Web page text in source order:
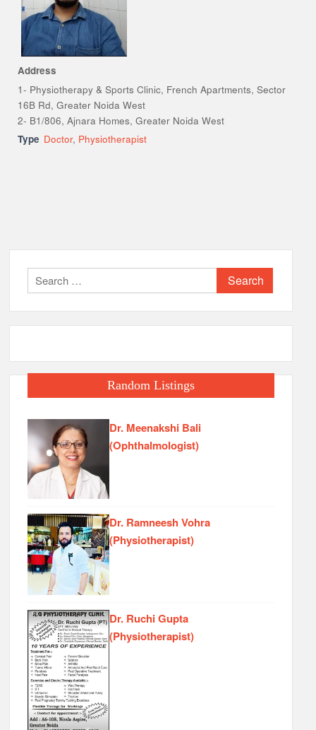
Address
1- Physiotherapy & Sports Clinic, French Apartments, Sector
16B Rd, Greater Noida West
2- B1/806, Ajnara Homes, Greater Noida West
Type Doctor, Physiotherapist
Search
for:
Random Listings
Dr. Meenakshi Bali
(Ophthalmologist)
Dr. Ramneesh Vohra
(Physiotherapist)
Dr. Ruchi Gupta
(Physiotherapist)